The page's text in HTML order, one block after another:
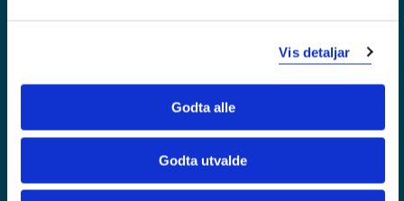
Vis detaljar
Godta alle
Godta utvalde